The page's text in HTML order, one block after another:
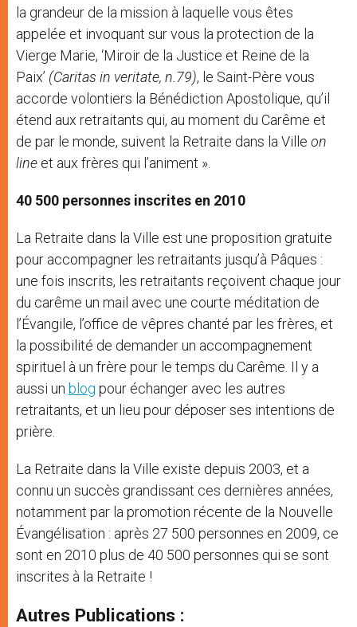
la grandeur de la mission à laquelle vous êtes
appelée et invoquant sur vous la protection de la
Vierge Marie, ‘Miroir de la Justice et Reine de la
Paix’ (Caritas in veritate, n.79), le Saint-Père vous
accorde volontiers la Bénédiction Apostolique, qu’il
étend aux retraitants qui, au moment du Carême et
de par le monde, suivent la Retraite dans la Ville on
line et aux frères qui l’animent ».
40 500 personnes inscrites en 2010
La Retraite dans la Ville est une proposition gratuite
pour accompagner les retraitants jusqu’à Pâques :
une fois inscrits, les retraitants reçoivent chaque jour
du carême un mail avec une courte méditation de
l’Évangile, l’office de vêpres chanté par les frères, et
la possibilité de demander un accompagnement
spirituel à un frère pour le temps du Carême. Il y a
aussi un blog pour échanger avec les autres
retraitants, et un lieu pour déposer ses intentions de
prière.
La Retraite dans la Ville existe depuis 2003, et a
connu un succès grandissant ces dernières années,
notamment par la promotion récente de la Nouvelle
Évangélisation : après 27 500 personnes en 2009, ce
sont en 2010 plus de 40 500 personnes qui se sont
inscrites à la Retraite !
Autres Publications :